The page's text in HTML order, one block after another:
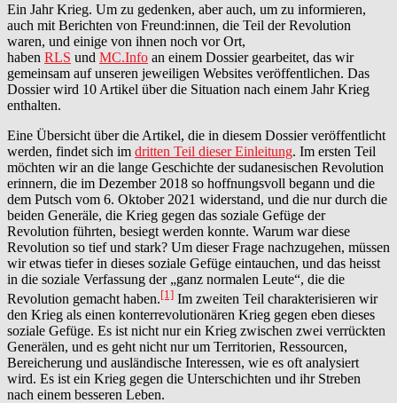
Ein Jahr Krieg. Um zu gedenken, aber auch, um zu informieren,
auch mit Berichten von Freund:innen, die Teil der Revolution
waren, und einige von ihnen noch vor Ort,
haben RLS und MC.Info an einem Dossier gearbeitet, das wir
gemeinsam auf unseren jeweiligen Websites veröffentlichen. Das
Dossier wird 10 Artikel über die Situation nach einem Jahr Krieg
enthalten.
Eine Übersicht über die Artikel, die in diesem Dossier veröffentlicht
werden, findet sich im dritten Teil dieser Einleitung. Im ersten Teil
möchten wir an die lange Geschichte der sudanesischen Revolution
erinnern, die im Dezember 2018 so hoffnungsvoll begann und die
dem Putsch vom 6. Oktober 2021 widerstand, und die nur durch die
beiden Generäle, die Krieg gegen das soziale Gefüge der
Revolution führten, besiegt werden konnte. Warum war diese
Revolution so tief und stark? Um dieser Frage nachzugehen, müssen
wir etwas tiefer in dieses soziale Gefüge eintauchen, und das heisst
in die soziale Verfassung der „ganz normalen Leute“, die die
Revolution gemacht haben.[1] Im zweiten Teil charakterisieren wir
den Krieg als einen konterrevolutionären Krieg gegen eben dieses
soziale Gefüge. Es ist nicht nur ein Krieg zwischen zwei verrückten
Generälen, und es geht nicht nur um Territorien, Ressourcen,
Bereicherung und ausländische Interessen, wie es oft analysiert
wird. Es ist ein Krieg gegen die Unterschichten und ihr Streben
nach einem besseren Leben.